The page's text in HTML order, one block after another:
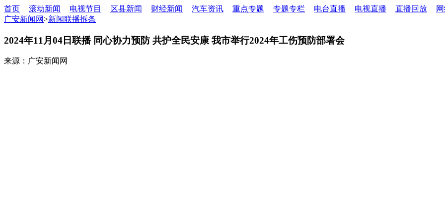
首页 滚动新闻 电视节目 区县新闻 财经新闻 汽车资讯 重点专题 专题专栏 电台直播 电视直播 直播回放
广安新闻网>新闻联播拆条
2024年11月04日联播 同心协力预防 共护全民安康 我市举行2024年工伤预防部署会
来源：广安新闻网